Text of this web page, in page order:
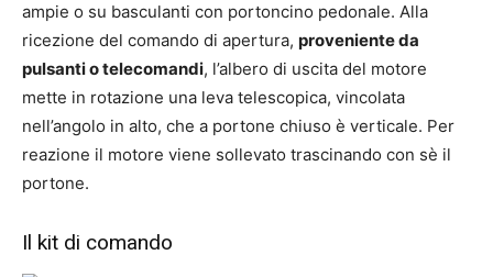
ampie o su basculanti con portoncino pedonale. Alla
ricezione del comando di apertura, proveniente da
pulsanti o telecomandi, l’albero di uscita del motore
mette in rotazione una leva telescopica, vincolata
nell’angolo in alto, che a portone chiuso è verticale. Per
reazione il motore viene sollevato trascinando con sè il
portone.
Il kit di comando